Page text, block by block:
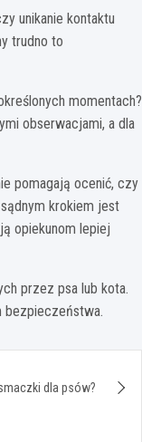
unikanie kontaktu
trudno to
momentach?
obserwacjami, a dla
pomagają ocenić, czy
krokiem jest
opiekunom lepiej
przez psa lub kota.
bezpieczeństwa.
dla psów?